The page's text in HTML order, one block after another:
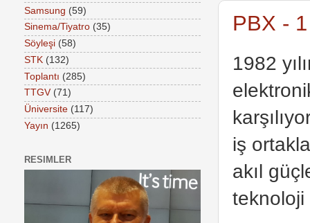
PBX -
1982
iş
akıl
teknoloji
Samsung (59)
Sinema/Tiyatro (35)
Söyleşi (58)
STK (132)
Toplantı (285)
TTGV (71)
Üniversite (117)
Yayın (1265)
RESIMLER